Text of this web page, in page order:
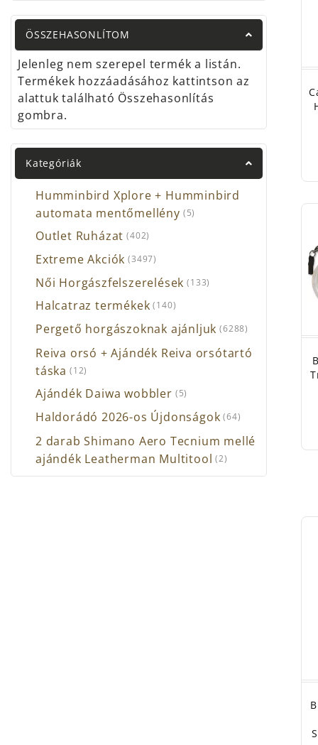
ÖSSZEHASONLÍTOM
Jelenleg nem szerepel termék a listán.
Termékek hozzáadásához kattintson az
alattuk található Összehasonlítás
gombra.
Kategóriák
Humminbird Xplore + Humminbird
automata mentőmellény (5)
Outlet Ruházat (402)
Extreme Akciók (3497)
Női Horgászfelszerelések (133)
Halcatraz termékek (140)
Pergető horgászoknak ajánljuk (6288)
Reiva orsó + Ajándék Reiva orsótartó
táska (12)
Ajándék Daiwa wobbler (5)
Haldorádó 2026-os Újdonságok (64)
2 darab Shimano Aero Tecnium mellé
ajándék Leatherman Multitool (2)